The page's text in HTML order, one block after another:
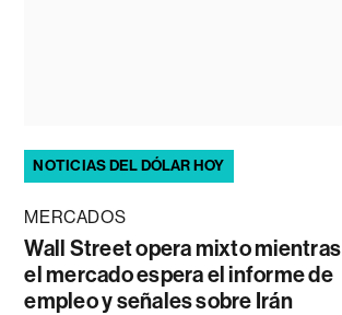
NOTICIAS DEL DÓLAR HOY
MERCADOS
Wall Street opera mixto mientras
el mercado espera el informe de
empleo y señales sobre Irán